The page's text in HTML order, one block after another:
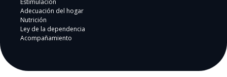
Estimulación
Adecuación del hogar
Nutrición
Ley de la dependencia
Acompañamiento